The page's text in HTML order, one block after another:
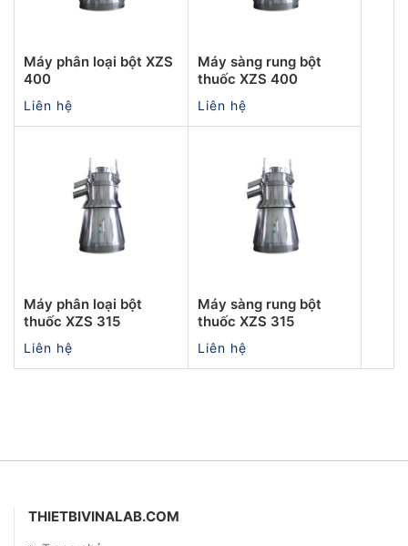
Máy phân loại bột XZS
400
Liên hệ
Máy sàng rung bột
thuốc XZS 400
Liên hệ
Máy phân loại bột
thuốc XZS 315
Liên hệ
Máy sàng rung bột
thuốc XZS 315
Liên hệ
THIETBIVINALAB.COM